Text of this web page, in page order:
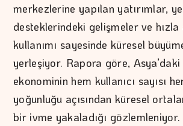
merkezlerine yapılan yatırımlar,
desteklerindeki gelişmeler ve
kullanımı sayesinde küresel
yerleşiyor. Rapora göre,
ekonominin hem kullanıcı sayısı
yoğunluğu açısından küresel
bir ivme yakaladığı gözlemleniyor.